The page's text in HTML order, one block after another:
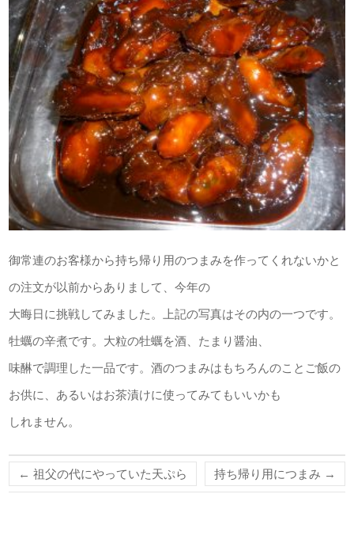
御常連のお客様から持ち帰り用のつまみを作ってくれないかと
の注文が以前からありまして、今年の
大晦日に挑戦してみました。上記の写真はその内の一つです。
牡蠣の辛煮です。大粒の牡蠣を酒、たまり醤油、
味醂で調理した一品です。酒のつまみはもちろんのことご飯の
お供に、あるいはお茶漬けに使ってみてもいいかも
しれません。
← 祖父の代にやっていた天ぷら 持ち帰り用につまみ →